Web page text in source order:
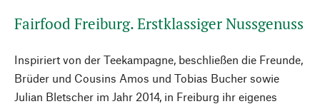
Fairfood Freiburg. Erstklassiger Nussgenuss
Inspiriert von der Teekampagne, beschließen die Freunde,
Brüder und Cousins Amos und Tobias Bucher sowie
Julian Bletscher im Jahr 2014, in Freiburg ihr eigenes